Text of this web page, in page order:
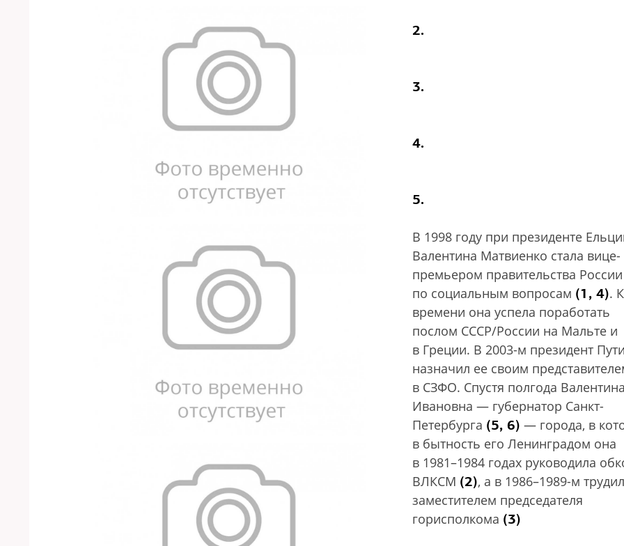
2.
3.
4.
5.
В 1998 году при президенте
Валентина Матвиенко стала вице-
премьером правительства России
по социальным вопросам (1, 4).
времени она успела поработать
послом СССР/России на Мальте и
в Греции. В 2003-м президент
назначил ее своим
в СЗФО. Спустя полгода Валентина
Ивановна — губернатор Санкт-
Петербурга (5, 6) — города, в
в бытность его Ленинградом она
в 1981–1984 годах руководила
ВЛКСМ (2), а в 1986–1989-м
заместителем председателя
горисполкома (3)